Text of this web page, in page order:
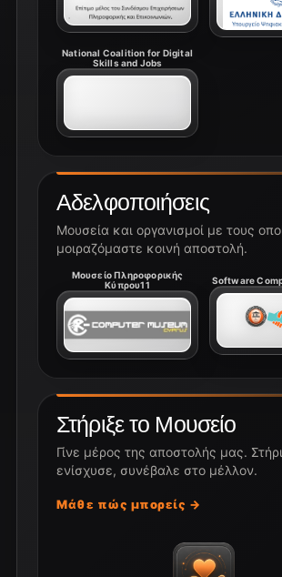
Αδελφοποιήσεις
Μουσεία και οργανισμοί με τους
μοιραζόμαστε κοινή αποστολή.
Μουσείο Πληροφορικής
Κύπρου11
Software
National Coalition for Digital
Skills and Jobs
Στήριξε το Μουσείο
Γίνε μέρος της αποστολής μας.
ενίσχυσε, συνέβαλε στο μέλλον.
Μάθε πώς μπορείς →